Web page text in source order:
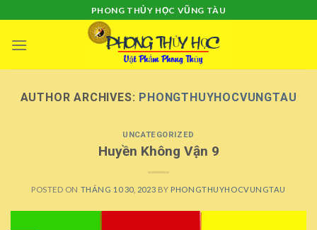
content
PHONG THỦY HỌC VŨNG TÀU
AUTHOR ARCHIVES: PHONGTHUYHOCVUNGTAU
UNCATEGORIZED
Huyền Không Vận 9
POSTED ON THÁNG 10 30, 2023 BY PHONGTHUYHOCVUNGTAU